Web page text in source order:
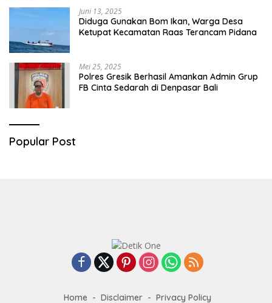
Juni 13, 2025
Diduga Gunakan Bom Ikan, Warga Desa
Ketupat Kecamatan Raas Terancam Pidana
Mei 25, 2025
Polres Gresik Berhasil Amankan Admin Grup
FB Cinta Sedarah di Denpasar Bali
Popular Post
Home Disclaimer Privacy Policy